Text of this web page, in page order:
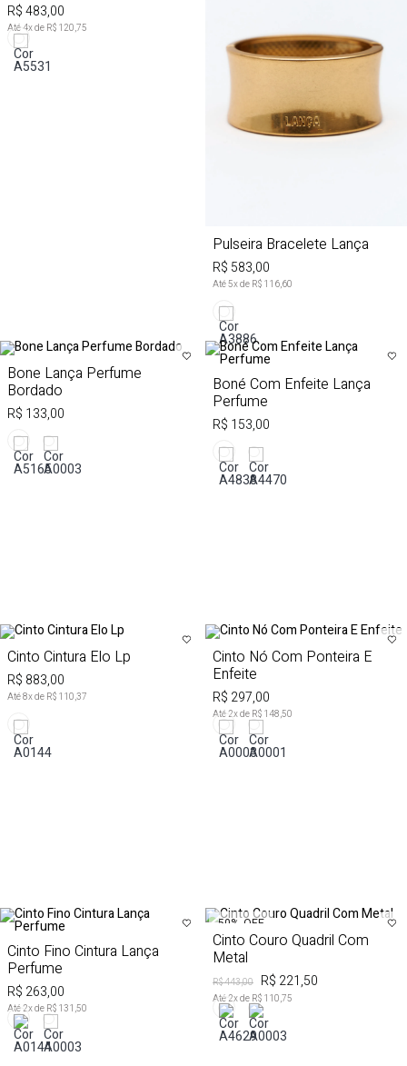
R$ 483,00
Até4x de R$ 120,75
Pulseira Bracelete Lança
R$ 583,00
Até5x de R$ 116,60
Bone Lança Perfume
Bordado
R$ 133,00
Boné Com Enfeite Lança
Perfume
R$ 153,00
Cinto Cintura Elo Lp
R$ 883,00
Até8x de R$ 110,37
Cinto Nó Com Ponteira E
Enfeite
R$ 297,00
Até 2x de R$ 148,50
Cinto Fino Cintura Lança
Perfume
R$ 263,00
Até 2x de R$ 131,50
50% OFF
Cinto Couro Quadril Com
Metal
R$ 443,00 R$ 221,50
Até 2x de R$ 110,75